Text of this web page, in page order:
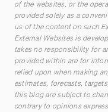
of the websites, or the
provided solely as a
us of the content on such
External Websites is
takes no responsibility for
provided within are for
relied upon when making
estimates, forecasts,
this blog are subject to
contrary to opinions